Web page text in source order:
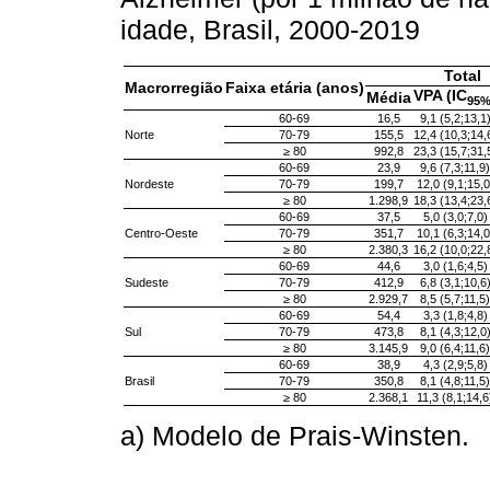
idade, Brasil, 2000-2019
Macrorregião Faixa etária (anos)
Total
MédiaVPA (IC95%
Norte
60-69 16,5
9,1 (5,2;13,1)
70-79
155,5
12,4
≥ 80
992,8 23,3
Nordeste
60-69 23,9
9,6 (7,3;11,9)
70-79
199,7
12,0
≥ 80
1.298,9 18,3
Centro-Oeste
60-69 37,5
5,0 (3,0;7,0)
70-79
351,7
10,1
≥ 80
2.380,3 16,2
Sudeste
60-69 44,6
3,0 (1,6;4,5)
70-79
412,9
6,8 (3,1;10,6)
≥ 80
2.929,7 8,5 (5,7;11,5)
Sul
60-69 54,4
3,3 (1,8;4,8)
70-79
473,8
8,1 (4,3;12,0)
≥ 80
3.145,9 9,0 (6,4;11,6)
Brasil
60-69 38,9
4,3 (2,9;5,8)
70-79
350,8
8,1 (4,8;11,5)
≥ 80
2.368,1 11,3
a) Modelo de Prais-Winsten.